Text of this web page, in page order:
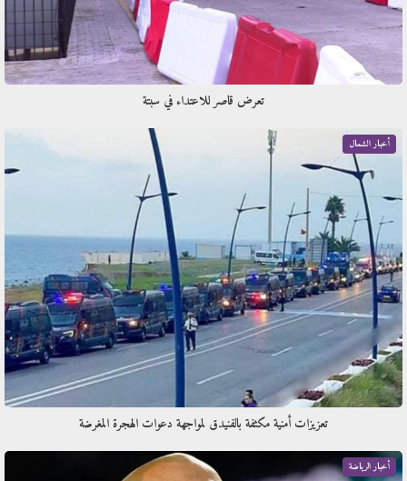
تعرض قاصر للاعتداء في سبتة
أخبار الشمال
تعزيزات أمنية مكثفة بالفنيدق لمواجهة دعوات الهجرة المغرضة
أخبار الرياضة